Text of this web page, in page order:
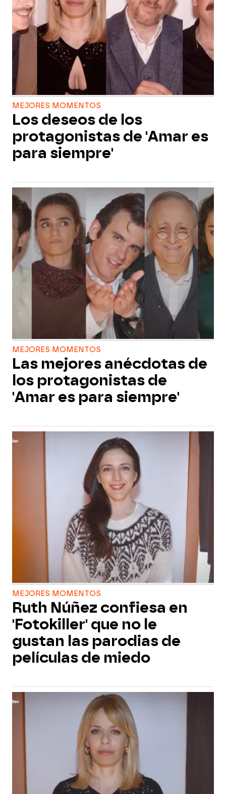
MEJORES MOMENTOS
Los deseos de los
protagonistas de 'Amar es
para siempre'
MEJORES MOMENTOS
Las mejores anécdotas de
los protagonistas de
'Amar es para siempre'
MEJORES MOMENTOS
Ruth Núñez confiesa en
'Fotokiller' que no le
gustan las parodias de
películas de miedo